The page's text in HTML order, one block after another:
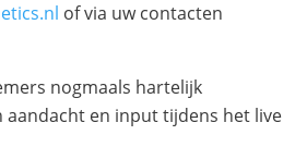
of via uw contacten
nogmaals hartelijk
aandacht en input tijdens het live